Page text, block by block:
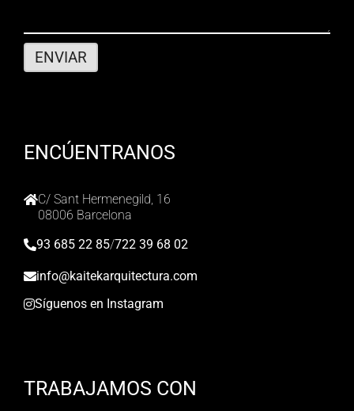
ENCÚENTRANOS
C/ Sant Hermenegild, 16
08006 Barcelona
93 685 22 85/722 39 68 02
info@kaitekarquitectura.com
Síguenos en Instagram
TRABAJAMOS CON